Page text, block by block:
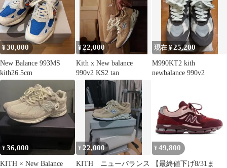
¥30,000
New Balance 993MS
kith26.5cm
¥22,000
Kith x New balance
990v2 KS2 tan
現在 ¥25,200
M990KT2 kith
newbalance 990v2
¥36,000
KITH × New Balance
¥ 22,000
KITH ニューバランス
¥ 49,800
【最終値下げ8/31ま